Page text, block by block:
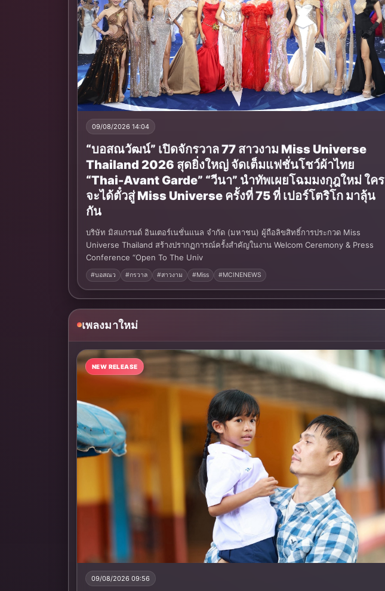
09/08/2026 14:04
“บอสณวัฒน์” เปิดจักรวาล 77 สาวงาม Miss Universe
Thailand 2026 สุดยิ่งใหญ่ จัดเต็มแฟชั่นโชว์ผ้าไทย
“Thai-Avant Garde” “วีนา” นำทัพเผยโฉมมงกุฎใหม่ ใคร
จะได้ตั๋วสู่ Miss Universe ครั้งที่ 75 ที่ เปอร์โตริโก มาลุ้น
กัน
บริษัท มิสแกรนด์ อินเตอร์เนชั่นแนล จำกัด (มหาชน) ผู้ถือลิขสิทธิ์การประกวด Miss
Universe Thailand สร้างปรากฏการณ์ครั้งสำคัญในงาน Welcom Ceremony & Press
Conference “Open To The Univ
#บอสณว #กรวาล #สาวงาม #Miss #MCINENEWS
เพลงมาใหม่
NEW RELEASE
09/08/2026 09:56